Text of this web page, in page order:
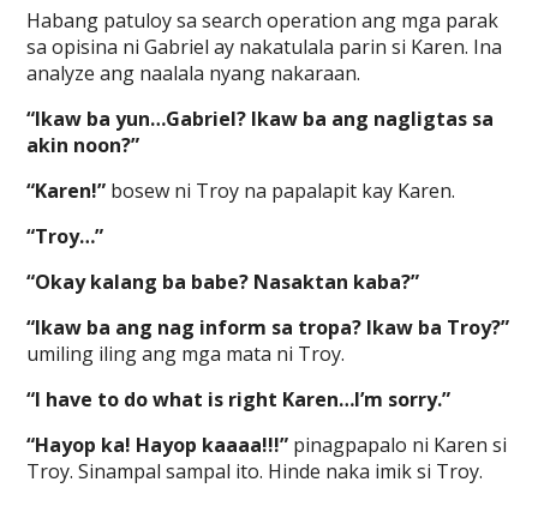
Habang patuloy sa search operation ang mga parak
sa opisina ni Gabriel ay nakatulala parin si Karen. Ina
analyze ang naalala nyang nakaraan.
“Ikaw ba yun…Gabriel? Ikaw ba ang nagligtas sa
akin noon?”
“Karen!” bosew ni Troy na papalapit kay Karen.
“Troy…”
“Okay kalang ba babe? Nasaktan kaba?”
“Ikaw ba ang nag inform sa tropa? Ikaw ba Troy?”
umiling iling ang mga mata ni Troy.
“I have to do what is right Karen…I’m sorry.”
“Hayop ka! Hayop kaaaa!!!” pinagpapalo ni Karen si
Troy. Sinampal sampal ito. Hinde naka imik si Troy.